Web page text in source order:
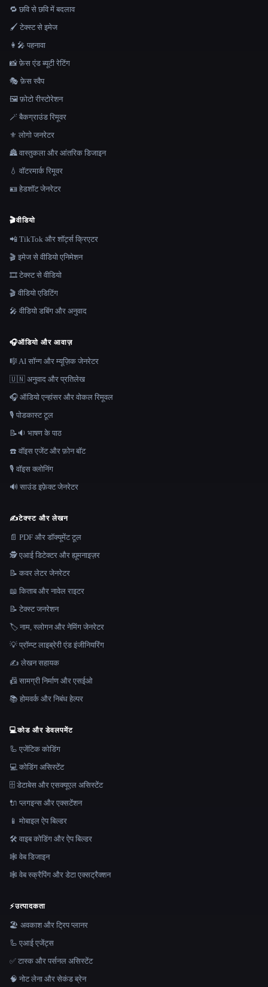
🔁 छवि से छवि में बदलाव
🖌️ टेक्स्ट से इमेज
👩‍🎤 पहनावा
📸 फ़ेस एंड ब्यूटी रेटिंग
🎭 फ़ेस स्वैप
🖼️ फ़ोटो रीस्टोरेशन
🪄 बैकग्राउंड रिमूवर
⚜️ लोगो जनरेटर
🏯 वास्तुकला और आंतरिक डिजाइन
💧 वॉटरमार्क रिमूवर
🪪 हेडशॉट जेनरेटर
🎬वीडियो
📲 TikTok और शॉर्ट्स क्रिएटर
🎬 इमेज से वीडियो एनिमेशन
🎞️ टेक्स्ट से वीडियो
🎬 वीडियो एडिटिंग
🎤 वीडियो डबिंग और अनुवाद
🎧ऑडियो और आवाज़
🎼 AI सॉन्ग और म्यूज़िक जेनरेटर
🇺🇳 अनुवाद और प्रतिलेख
🎧 ऑडियो एन्हांसर और वोकल रिमूवल
🎙️ पोडकास्ट टूल
📝🔉 भाषण के पाठ
☎️ वॉइस एजेंट और फ़ोन बॉट
🎙️ वॉइस क्लोनिंग
🔊 साउंड इफ़ेक्ट जेनरेटर
✍️टेक्स्ट और लेखन
📄 PDF और डॉक्यूमेंट टूल
🕵️ एआई डिटेक्टर और ह्यूमनाइज़र
📝 कवर लेटर जेनरेटर
📖 किताब और नावेल राइटर
📝 टेक्स्ट जनरेशन
🏷️ नाम, स्लोगन और नेमिंग जेनरेटर
💡 प्रॉम्प्ट लाइब्रेरी एंड इंजीनियरिंग
✍️ लेखन सहायक
📠 सामग्री निर्माण और एसईओ
📚 होमवर्क और निबंध हेल्पर
💻कोड और डेवलपमेंट
🦾 एजेंटिक कोडिंग
💻 कोडिंग असिस्टेंट
🗄️ डेटाबेस और एसक्यूएल असिस्टेंट
🔌 प्लगइन्स और एक्सटेंशन
📱 मोबाइल ऐप बिल्डर
🛠️ वाइब कोडिंग और ऐप बिल्डर
🕸 वेब डिजाइन
🕸️ वेब स्क्रैपिंग और डेटा एक्सट्रैक्शन
⚡उत्पादकता
🏖 अवकाश और ट्रिप प्लानर
🦾 एआई एजेंट्स
✅ टास्क और पर्सनल असिस्टेंट
🧠 नोट लेना और सेकंड ब्रेन